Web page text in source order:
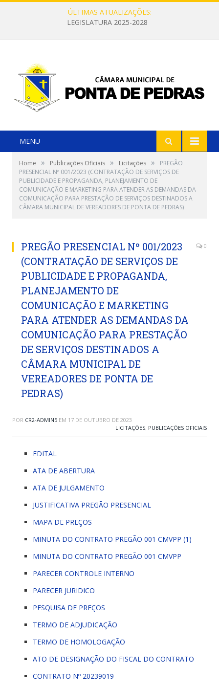
ÚLTIMAS ATUALIZAÇÕES:
LEGISLATURA 2025-2028
MENU
Home » Publicações Oficiais » Licitações »
PREGÃO
PRESENCIAL Nº 001/2023 (CONTRATAÇÃO DE SERVIÇOS DE
PUBLICIDADE E PROPAGANDA, PLANEJAMENTO DE
COMUNICAÇÃO E MARKETING PARA ATENDER AS DEMANDAS DA
COMUNICAÇÃO PARA PRESTAÇÃO DE SERVIÇOS DESTINADOS A
CÂMARA MUNICIPAL DE VEREADORES DE PONTA DE PEDRAS)
PREGÃO PRESENCIAL Nº 001/2023
(CONTRATAÇÃO DE SERVIÇOS DE
PUBLICIDADE E PROPAGANDA,
PLANEJAMENTO DE
COMUNICAÇÃO E MARKETING
PARA ATENDER AS DEMANDAS DA
COMUNICAÇÃO PARA PRESTAÇÃO
DE SERVIÇOS DESTINADOS A
CÂMARA MUNICIPAL DE
VEREADORES DE PONTA DE
PEDRAS)
0
POR CR2-ADMIN5 EM 17 DE OUTUBRO DE 2023
LICITAÇÕES, PUBLICAÇÕES OFICIAIS
EDITAL
ATA DE ABERTURA
ATA DE JULGAMENTO
JUSTIFICATIVA PREGÃO PRESENCIAL
MAPA DE PREÇOS
MINUTA DO CONTRATO PREGÃO 001 CMVPP (1)
MINUTA DO CONTRATO PREGÃO 001 CMVPP
PARECER CONTROLE INTERNO
PARECER JURIDICO
PESQUISA DE PREÇOS
TERMO DE ADJUDICAÇÃO
TERMO DE HOMOLOGAÇÃO
ATO DE DESIGNAÇÃO DO FISCAL DO CONTRATO
CONTRATO Nº 20239019